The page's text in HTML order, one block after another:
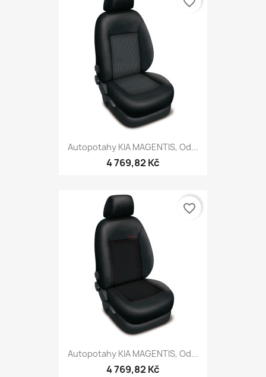
Autopotahy KIA MAGENTIS, Od...
4 769,82 Kč
Autopotahy KIA MAGENTIS, Od...
4 769,82 Kč
favorite_border